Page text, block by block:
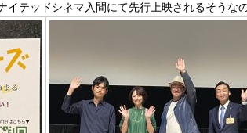
テッドシネマ入間にて先行上映されるそうな